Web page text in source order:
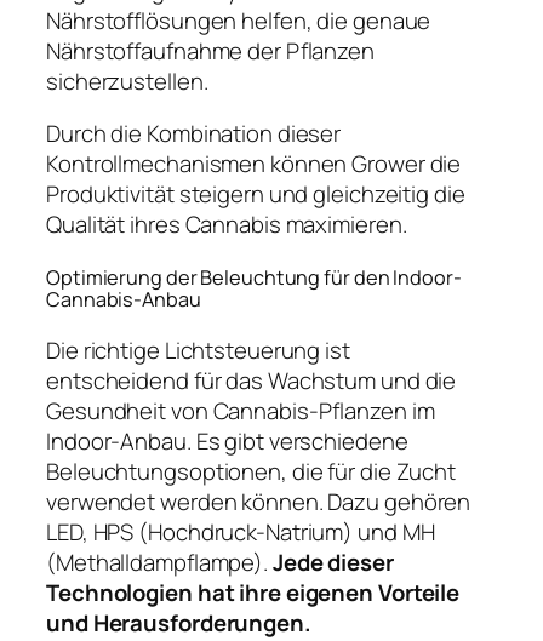
Nährstofflösungen helfen, die genaue
Nährstoffaufnahme der Pflanzen
sicherzustellen.
Durch die Kombination dieser
Kontrollmechanismen können Grower die
Produktivität steigern und gleichzeitig die
Qualität ihres Cannabis maximieren.
Optimierung der Beleuchtung für den Indoor-
Cannabis-Anbau
Die richtige Lichtsteuerung ist
entscheidend für das Wachstum und die
Gesundheit von Cannabis-Pflanzen im
Indoor-Anbau. Es gibt verschiedene
Beleuchtungsoptionen, die für die Zucht
verwendet werden können. Dazu gehören
LED, HPS (Hochdruck-Natrium) und MH
(Methalldampflampe).Jede dieser
Technologien hat ihre eigenen Vorteile
und Herausforderungen.